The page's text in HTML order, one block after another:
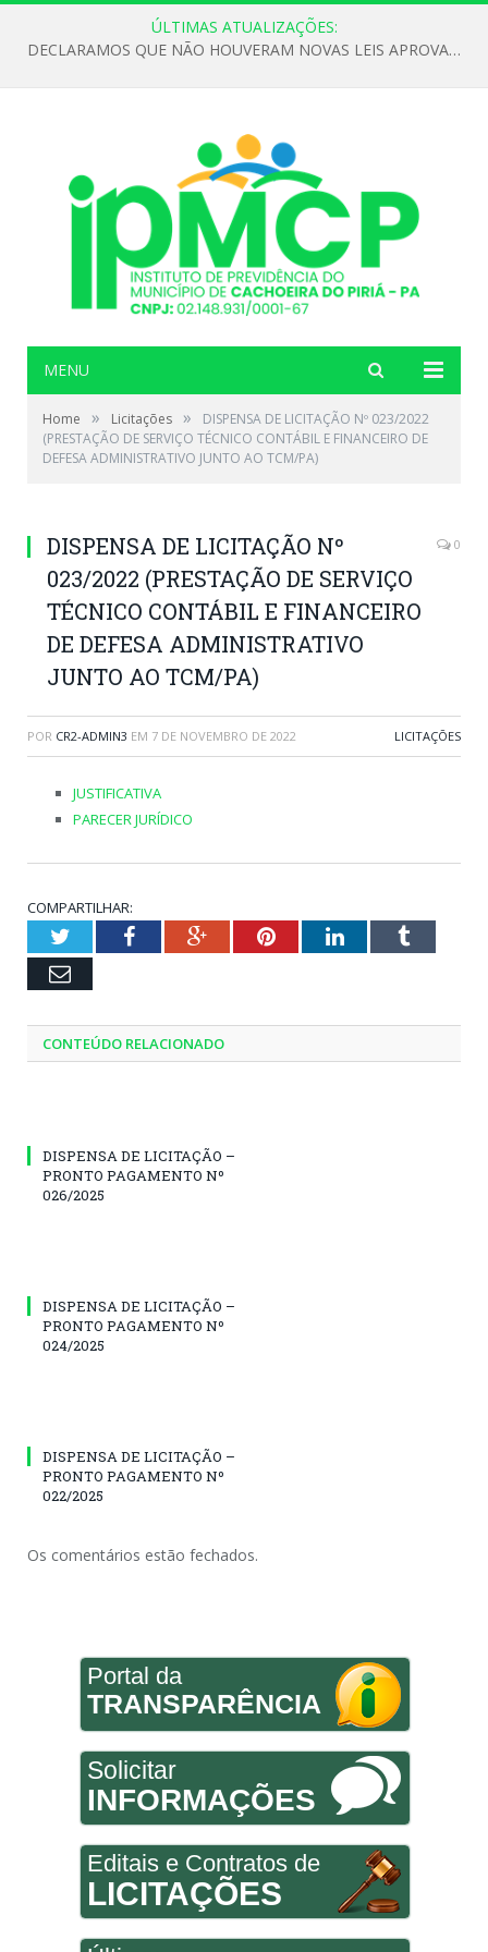
ÚLTIMAS ATUALIZAÇÕES:
DECLARAMOS QUE NÃO HOUVERAM NOVAS LEIS APROVADAS ATÉ O MOMENTO PARA O INSTITUTO DE PREVIDÊNCIA NO ANO DE 2026
MENU
Home » Licitações »
DISPENSA DE LICITAÇÃO Nº 023/2022
(PRESTAÇÃO DE SERVIÇO TÉCNICO CONTÁBIL E FINANCEIRO DE
DEFESA ADMINISTRATIVO JUNTO AO TCM/PA)
DISPENSA DE LICITAÇÃO Nº
023/2022 (PRESTAÇÃO DE SERVIÇO
TÉCNICO CONTÁBIL E FINANCEIRO
DE DEFESA ADMINISTRATIVO
JUNTO AO TCM/PA)
0
POR CR2-ADMIN3 EM 7 DE NOVEMBRO DE 2022 LICITAÇÕES
JUSTIFICATIVA
PARECER JURÍDICO
COMPARTILHAR:
TwitterFacebookGoogle+PinterestLinkedInTumblr
Email
CONTEÚDO RELACIONADO
DISPENSA DE LICITAÇÃO –
PRONTO PAGAMENTO Nº
026/2025
DISPENSA DE LICITAÇÃO –
PRONTO PAGAMENTO Nº
024/2025
DISPENSA DE LICITAÇÃO –
PRONTO PAGAMENTO Nº
022/2025
Os comentários estão fechados.
Portal da
TRANSPARÊNCIA
Solicitar
INFORMAÇÕES
Editais e Contratos de
LICITAÇÕES